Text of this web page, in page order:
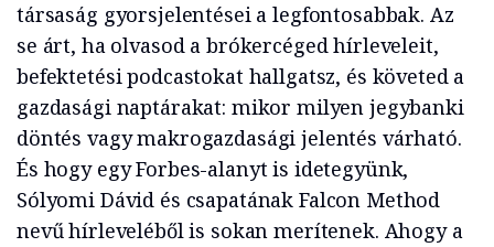
társaság gyorsjelentései a legfontosabbak. Az
se árt, ha olvasod a brókercéged hírleveleit,
befektetési podcastokat hallgatsz, és követed a
gazdasági naptárakat: mikor milyen jegybanki
döntés vagy makrogazdasági jelentés várható.
És hogy egy Forbes-alanyt is idetegyünk,
Sólyomi Dávid és csapatának Falcon Method
nevű hírleveléből is sokan merítenek. Ahogy a